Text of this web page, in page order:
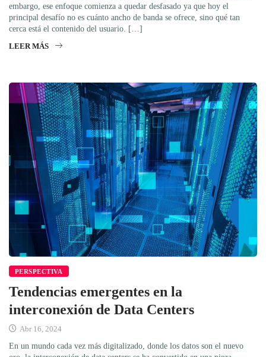
embargo, ese enfoque comienza a quedar desfasado ya que hoy el
principal desafío no es cuánto ancho de banda se ofrece, sino qué tan
cerca está el contenido del usuario. […]
LEER MÁS
PERSPECTIVA
Tendencias emergentes en la
interconexión de Data Centers
Abr 16, 2024
En un mundo cada vez más digitalizado, donde los datos son el nuevo